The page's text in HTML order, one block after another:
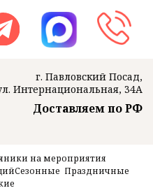
Заказать
по РФ
на мероприятия
Сезонные Праздничные